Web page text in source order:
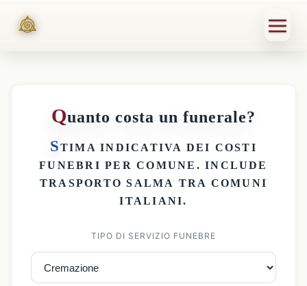
Quanto costa un funerale?
STIMA INDICATIVA DEI COSTI
FUNEBRI PER COMUNE . INCLUDE
TRASPORTO SALMA TRA COMUNI
ITALIANI.
TIPO DI SERVIZIO FUNEBRE